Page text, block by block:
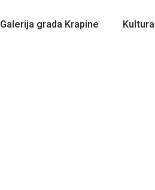
Galerija grada Krapine Kultura